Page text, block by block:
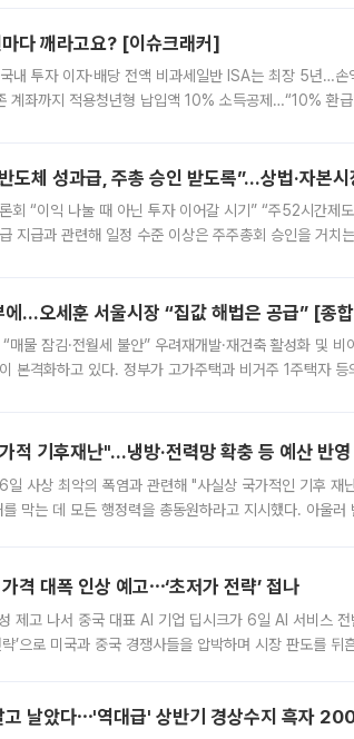
다 깨라고요? [이슈크래커]
내 투자 이자·배당 전액 비과세일반 ISA는 최장 5년…손
계좌까지 적용청년형 납입액 10% 소득공제…“10% 환급
도체 성과급, 주총 승인 받도록”…상법·자본
회 “이익 나눌 때 아닌 투자 이어갈 시기” “주52시간제
지급과 관련해 일정 수준 이상은 주주총회 승인을 거치
에…오세훈 서울시장 “집값 해법은 공급” [종
매물 잠김·전월세 불안” 우려재개발·재건축 활성화 및
본격화하고 있다. 정부가 고가주택과 비거주 1주택자
적 기후재난"…냉방·전력망 확충 등 예산 반
일 사상 최악의 폭염과 관련해 "사실상 국가적인 기후 재
막는 데 모든 행정력을 총동원하라고 지시했다. 아울러
격 대폭 인상 예고⋯‘초저가 전략’ 접나
제고 나서 중국 대표 AI 기업 딥시크가 6일 AI 서비스
략’으로 미국과 중국 경쟁사들을 압박하며 시장 판도를
고 날았다⋯'역대급' 상반기 경상수지 흑자